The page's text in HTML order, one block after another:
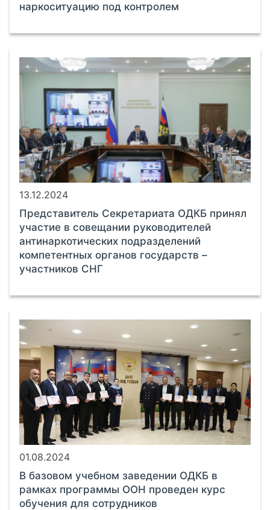
наркоситуацию под контролем
13.12.2024
Представитель Секретариата ОДКБ принял
участие в совещании руководителей
антинаркотических подразделений
компетентных органов государств –
участников СНГ
01.08.2024
В базовом учебном заведении ОДКБ в
рамках программы ООН проведен курс
обучения для сотрудников